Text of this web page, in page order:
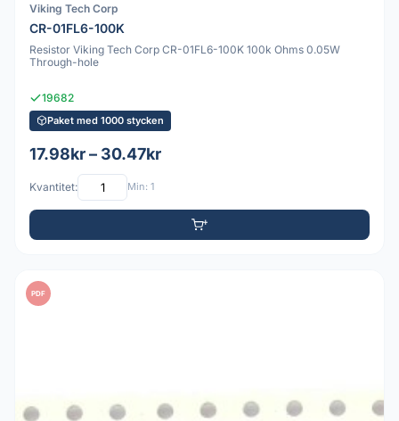
Viking Tech Corp
CR-01FL6-100K
Resistor Viking Tech Corp CR-01FL6-100K 100k Ohms 0.05W
Through-hole
19682
Paket med 1000 stycken
17.98kr – 30.47kr
Kvantitet: Min: 1
PDF